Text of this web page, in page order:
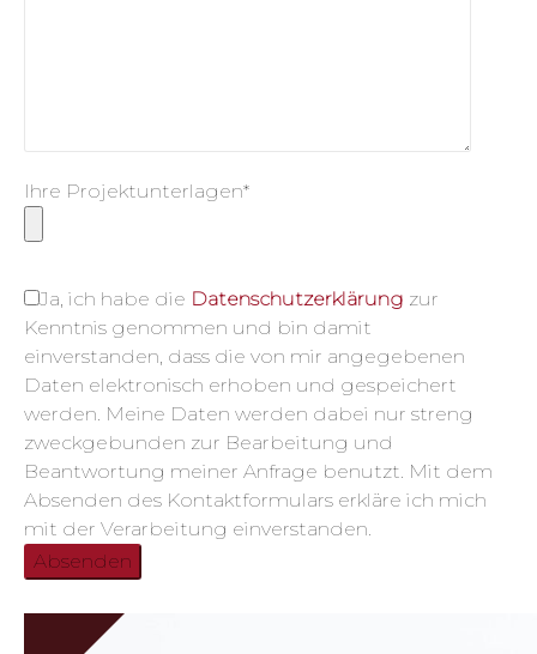
Ihre Projektunterlagen*
Ja, ich habe die Datenschutzerklärung zur
Kenntnis genommen und bin damit
einverstanden, dass die von mir angegebenen
Daten elektronisch erhoben und gespeichert
werden. Meine Daten werden dabei nur streng
zweckgebunden zur Bearbeitung und
Beantwortung meiner Anfrage benutzt. Mit dem
Absenden des Kontaktformulars erkläre ich mich
mit der Verarbeitung einverstanden.